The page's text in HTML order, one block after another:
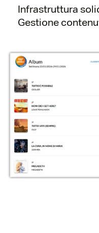
Infrastruttura
Gestione